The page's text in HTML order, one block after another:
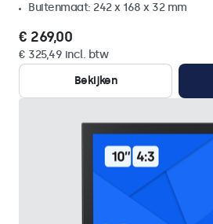
Buitenmaat: 242 x 168 x 32 mm
€ 269,00
€ 325,49 incl. btw
Bekijken